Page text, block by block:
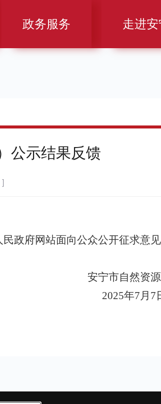
政务服务 走进
公示结果反馈
]
民政府网站面向公众公开征求意见
安宁市自然资
2025年7月 7